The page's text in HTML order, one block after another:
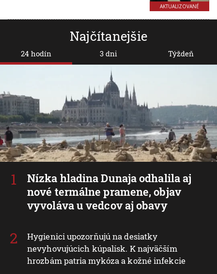
AKTUALIZOVANÉ
Najčítanejšie
24 hodín
Nízka hladina Dunaja odhalila aj
nové termálne pramene, objav
vyvoláva u vedcov aj obavy
Hygienici upozorňujú na desiatky
nevyhovujúcich kúpalísk. K najväčším
hrozbám patria mykóza a kožné infekcie
3 dni Týždeň